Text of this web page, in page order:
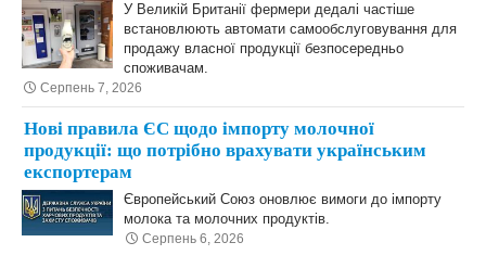
У Великій Британії фермери дедалі частіше
встановлюють автомати самообслуговування для
продажу власної продукції безпосередньо
споживачам.
Серпень 7, 2026
Нові правила ЄС щодо імпорту молочної
продукції: що потрібно врахувати українським
експортерам
Європейський Союз оновлює вимоги до імпорту
молока та молочних продуктів.
Серпень 6, 2026